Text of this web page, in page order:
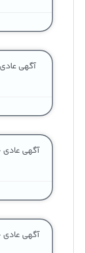
آگهی
آگهی عادی
آگهی عادی